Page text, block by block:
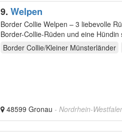
9. Welpen
Border Collie Welpen – 3 liebevolle Rüden
Border-Collie-Rüden und eine Hündin suchen ab der 10-12. Lebenswoche ein liebevolles Zuhause, in
dem…
Border Collie/Kleiner Münsterländer
48599 Gronau - Nordrhein-